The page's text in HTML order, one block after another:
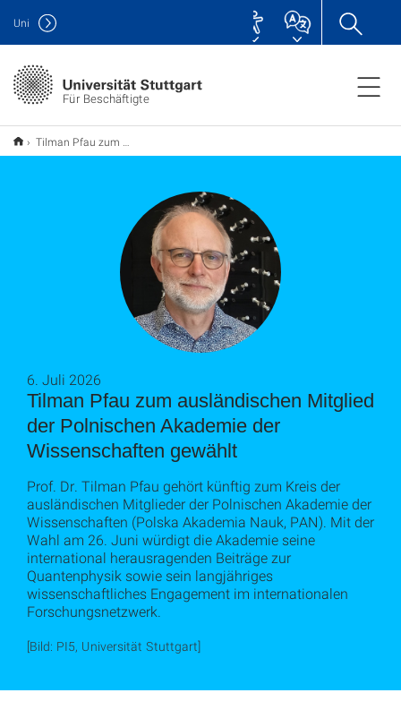
Für Beschäftigte
Uni
Tilman Pfau zum ausländischen Mitglied der Polnischen Akademie der Wissenschaften gewählt
Tilman Pfau zum ausländischen Mitglied
der Polnischen Akademie der
Wissenschaften gewählt
6. Juli 2026
Prof. Dr. Tilman Pfau gehört künftig zum Kreis der
ausländischen Mitglieder der Polnischen Akademie der
Wissenschaften (Polska Akademia Nauk, PAN). Mit der
Wahl am 26. Juni würdigt die Akademie seine
international herausragenden Beiträge zur
Quantenphysik sowie sein langjähriges
wissenschaftliches Engagement im internationalen
Forschungsnetzwerk.
[Bild: PI5, Universität Stuttgart]